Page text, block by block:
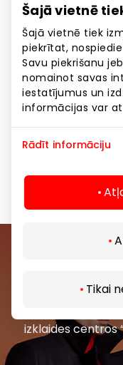
Šajā vietnē
Šajā vietnē tiek
piekrītat,
Savu piekrišanu
nomainot savas
iestatījumus un
informācijas var
Rādīt informāciju
Tikai
un tās grupas
līdztiesības un
arī to īstenošanas
nodrošina
ētikas standartu
Personas, kuras
vienlīdzības
UAB
garantējam
sūdzību, aizpildot
Uzzini pirmais
izklaides centros